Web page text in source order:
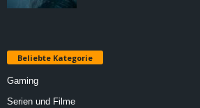
Beliebte Kategorie
Gaming
Serien und Filme